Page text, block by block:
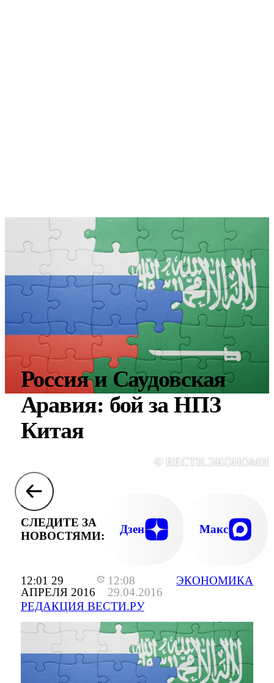
12:01 29
АПРЕЛЯ 2016
12:08
29.04.2016
РЕДАКЦИЯ ВЕСТИ.РУ
ЭКОНОМИКА
Россия и Саудовская
Аравия: бой за НПЗ
Китая
©
СЛЕДИТЕ ЗА
НОВОСТЯМИ:
Дзен Макс